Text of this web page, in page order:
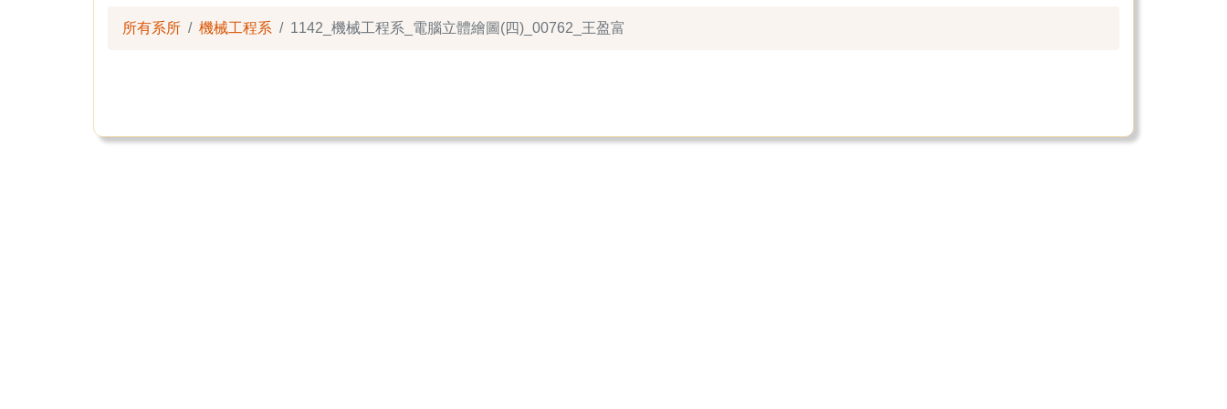
所有系所 機械工程系 1142_機械工程系_電腦立體繪圖(四)_00762_王盈富